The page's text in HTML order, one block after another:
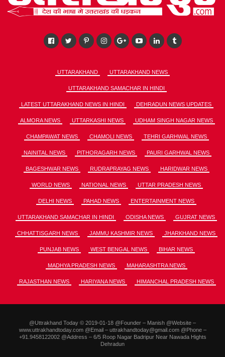
UTTARAKHAND UTTARAKHAND NEWS
UTTARAKHAND SAMACHAR IN HINDI
LATEST UTTARAKHAND NEWS IN HINDI DEHRADUN NEWS UPDATES
ALMORA NEWS UTTARKASHI NEWS UDHAM SINGH NAGAR NEWS
CHAMPAWAT NEWS CHAMOLI NEWS TEHRI GARHWAL NEWS
NAINITAL NEWS PITHORAGARH NEWS PAURI GARHWAL NEWS
BAGESHWAR NEWS RUDRAPRAYAG NEWS HARIDWAR NEWS
WORLD NEWS NATIONAL NEWS UTTAR PRADESH NEWS
DELHI NEWS PAHAD NEWS ENTERTAINMENT NEWS
UTTARAKHAND SAMACHAR IN HINDI ODISHA NEWS GUJRAT NEWS
CHHATTISGARH NEWS JAMMU KASHMIR NEWS JHARKHAND NEWS
PUNJAB NEWS WEST BENGAL NEWS BIHAR NEWS
MADHYA PRADESH NEWS MAHARASHTRA NEWS
RAJASTHAN NEWS HARIYANA NEWS HIMANCHAL PRADESH NEWS
@Uttrakhand Today © 2019-01-18 @Founder – Manish @Website –
www.uttrakhandtoday.com @Email – uttrakhandtoday@gmail.com @Phone –
+91.9458122002 @Address – 6/5 Roop Nagar Badripur Near Nawada Hights
Dehradun